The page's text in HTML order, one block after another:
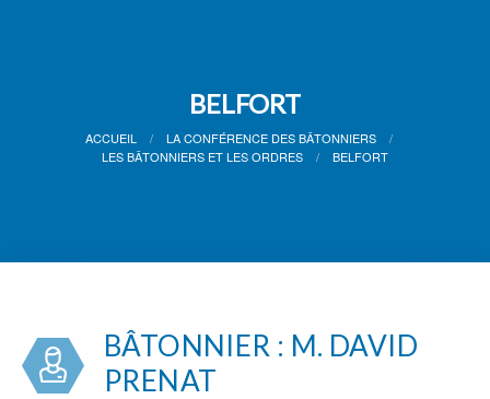
BELFORT
ACCUEIL
LA CONFÉRENCE DES BÂTONNIERS
LES BÂTONNIERS ET LES ORDRES
BELFORT
BÂTONNIER : M. DAVID
PRENAT